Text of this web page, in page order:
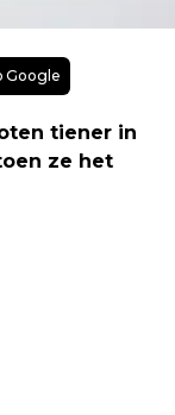
Google
tiener in
ze het